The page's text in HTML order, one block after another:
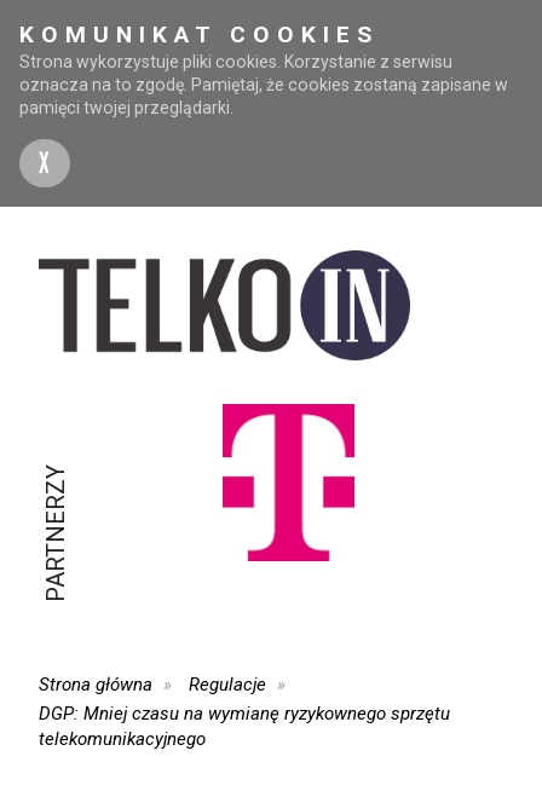
KOMUNIKAT COOKIES
Strona wykorzystuje pliki cookies. Korzystanie z serwisu
oznacza na to zgodę. Pamiętaj, że cookies zostaną zapisane w
pamięci twojej przeglądarki.
X
PARTNERZY
Strona główna
Regulacje
DGP: Mniej czasu na wymianę ryzykownego sprzętu
telekomunikacyjnego